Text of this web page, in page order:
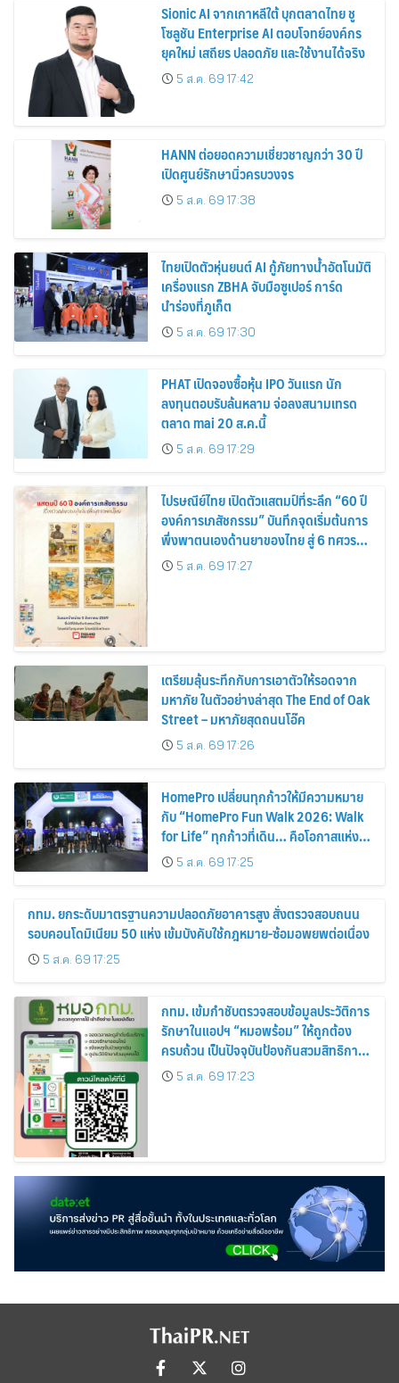
Sionic AI จากเกาหลีใต้ บุกตลาดไทย ชู
โซลูชัน Enterprise AI ตอบโจทย์องค์กร
ยุคใหม่ เสถียร ปลอดภัย และใช้งานได้จริง
5 ส.ค. 69 17:42
HANN ต่อยอดความเชี่ยวชาญกว่า 30 ปี
เปิดศูนย์รักษานิ่วครบวงจร
5 ส.ค. 69 17:38
ไทยเปิดตัวหุ่นยนต์ AI กู้ภัยทางน้ำอัตโนมัติ
เครื่องแรก ZBHA จับมือซูเปอร์ การ์ด
นำร่องที่ภูเก็ต
5 ส.ค. 69 17:30
PHAT เปิดจองซื้อหุ้น IPO วันแรก นัก
ลงทุนตอบรับล้นหลาม จ่อลงสนามเทรด
ตลาด mai 20 ส.ค.นี้
5 ส.ค. 69 17:29
ไปรษณีย์ไทย เปิดตัวแสตมป์ที่ระลึก “60 ปี
องค์การเภสัชกรรม” บันทึกจุดเริ่มต้นการ
พึ่งพาตนเองด้านยาของไทย สู่ 6 ทศวรรษ
แห่งการพัฒนาสุขภาพคนไทย
5 ส.ค. 69 17:27
เตรียมลุ้นระทึกกับการเอาตัวให้รอดจาก
มหาภัย ในตัวอย่างล่าสุด The End of Oak
Street – มหาภัยสุดถนนโอ๊ค
5 ส.ค. 69 17:26
HomePro เปลี่ยนทุกก้าวให้มีความหมาย
กับ “HomePro Fun Walk 2026: Walk
for Life” ทุกก้าวที่เดิน… คือโอกาสแห่ง
การมีชีวิต
5 ส.ค. 69 17:25
กทม. ยกระดับมาตรฐานความปลอดภัยอาคารสูง สั่งตรวจสอบถนน
รอบคอนโดมิเนียม 50 แห่ง เข้มบังคับใช้กฎหมาย-ซ้อมอพยพต่อเนื่อง
5 ส.ค. 69 17:25
กทม. เข้มกำชับตรวจสอบข้อมูลประวัติการ
รักษาในแอปฯ “หมอพร้อม” ให้ถูกต้อง
ครบถ้วน เป็นปัจจุบันป้องกันสวมสิทธิการ
รักษา5 ส.ค. 69 17:23